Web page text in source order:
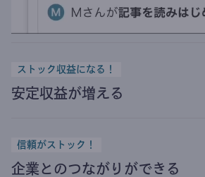
ストック収益になる！
安定収益が増える
信頼がストック！
企業とのつながりができる